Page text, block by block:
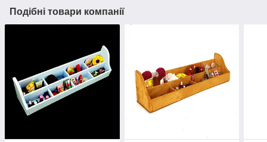
Подібні товари компанії